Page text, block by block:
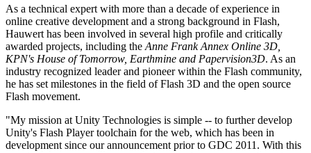
In-App Purchase
Gerencie as IAP em todas as lojas e no modelo D2C (direto ao
consumidor).
Monetização
Conecte jogadores com os jogos certos
Anuncie com o Unity
Monetize com o Unity
Casos de uso
Jogos de dispositivos móveis
Crie e faça crescer sucessos móveis com o Unity
Demonstrações
Demonstrações, amostras e blocos de construção
Todos os recursos
Novidades
Blog
Atualizações, informações e dicas técnicas
Notícias
Notícias, histórias e centro de imprensa
Para educadores
Impulsione seu ensino
Concessão de Licença Educacional
Leve o poder do Unity para sua instituição
Certificações
Prove sua maestria em Unity
As a technical expert with more than a decade of experience in
online creative development and a strong background in Flash,
Hauwert has been involved in several high profile and critically
awarded projects, including the Anne Frank Annex Online 3D,
KPN's House of Tomorrow, Earthmine and Papervision3D. As an
industry recognized leader and pioneer within the Flash community,
he has set milestones in the field of Flash 3D and the open source
Flash movement.
"My mission at Unity Technologies is simple -- to further develop
Unity's Flash Player toolchain for the web, which has been in
development since our announcement prior to GDC 2011. With this